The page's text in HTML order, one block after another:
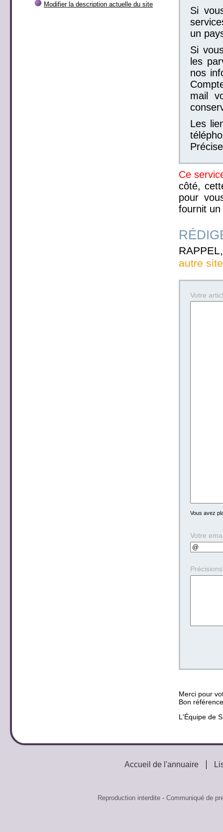
Modifier la description actuelle du site
Si
un
Si
les
nos
mail
Les
Ce
côté,
pour
fournit
autre
Votre
Vous avez
Votre
Merci pour
Bon
L'Équipe de
Accueil de l'annuaire
Reproduction interdite - Communiqué de